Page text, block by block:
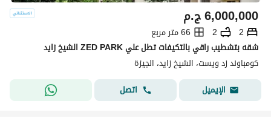
ج.م6,000,000
2
2
66 متر مربع
شقه بتشطيب راقي بالتكيفات تطل علي ZED PARK الشيخ زايد
كومباوند زد ويست، الشيخ زايد، الجيزة
الإيميل
اتصل